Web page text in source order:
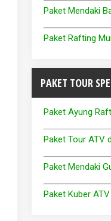
Paket Mendaki
Paket Rafting
PAKET TOUR
Paket Ayung
Paket Tour ATV
Paket Mendaki
Paket Kuber